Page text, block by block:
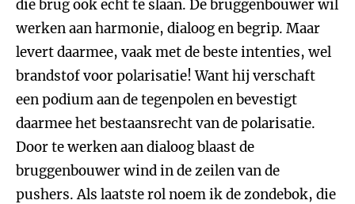
die brug ook echt te slaan. De bruggenbouwer wil
werken aan harmonie, dialoog en begrip. Maar
levert daarmee, vaak met de beste intenties, wel
brandstof voor polarisatie! Want hij verschaft
een podium aan de tegenpolen en bevestigt
daarmee het bestaansrecht van de polarisatie.
Door te werken aan dialoog blaast de
bruggenbouwer wind in de zeilen van de
pushers. Als laatste rol noem ik de zondebok, die